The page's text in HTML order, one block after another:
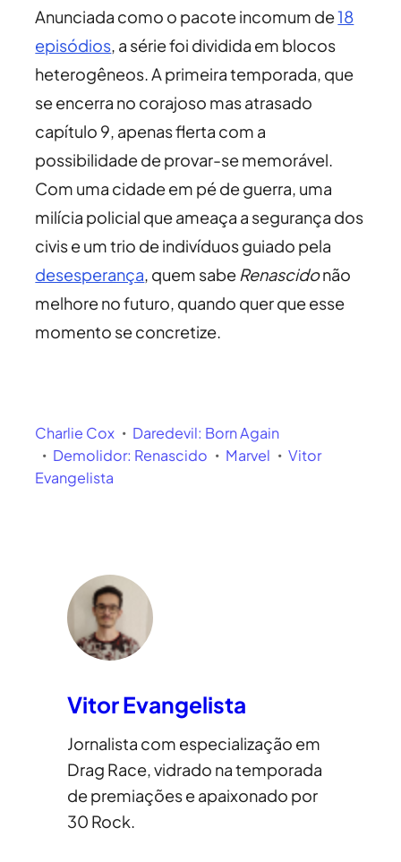
Anunciada como o pacote incomum de18
episódios , a série foi dividida em blocos
heterogêneos. A primeira temporada, que
se encerra no corajoso mas atrasado
capítulo 9, apenas flerta com a
possibilidade de provar-se memorável.
Com uma cidade em pé de guerra, uma
milícia policial que ameaça a segurança dos
civis e um trio de indivíduos guiado pela
desesperança , quem sabe Renascidonão
melhore no futuro, quando quer que esse
momento se concretize.
Charlie Cox Daredevil: Born Again
Demolidor: Renascido Marvel
Vitor
Evangelista
Vitor Evangelista
Jornalista com especialização em
Drag Race, vidrado na temporada
de premiações e apaixonado por
30 Rock.